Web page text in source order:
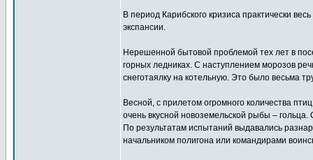
В период Карибского кризиса практически
экспансии.
Нерешенной бытовой проблемой тех лет в
горных ледниках. С наступлением морозов
снеготаялку на котельную. Это было весьма
Весной, с прилетом огромного количества
очень вкусной новоземельской рыбы –
По результатам испытаний выдавались
начальником полигона или командирами